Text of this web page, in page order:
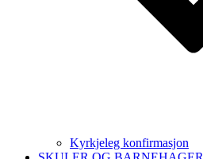
Kyrkjeleg konfirmasjon